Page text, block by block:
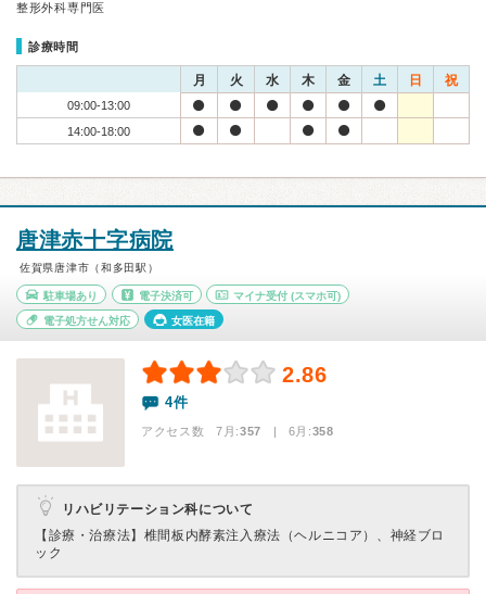
整形外科専門医
診療時間
月 火 水 木 金 土 日 祝
09:00-13:00
14:00-18:00
唐津赤十字病院
佐賀県唐津市（和多田駅）
駐車場あり 電子決済可 マイナ受付 (スマホ可)
電子処方せん対応 女医在籍
2.86
4件
アクセス数 7月:357 | 6月:358
リハビリテーション科について
【診療・治療法】 椎間板内酵素注入療法（ヘルニコア）、神経ブロ
ック